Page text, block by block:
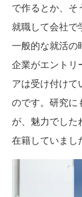
で作るとか、そ
就職して会社で
一般的な就活の
企業がエントリ
アは受け付けて
のです。研究に
が、魅力でし
在籍していまし